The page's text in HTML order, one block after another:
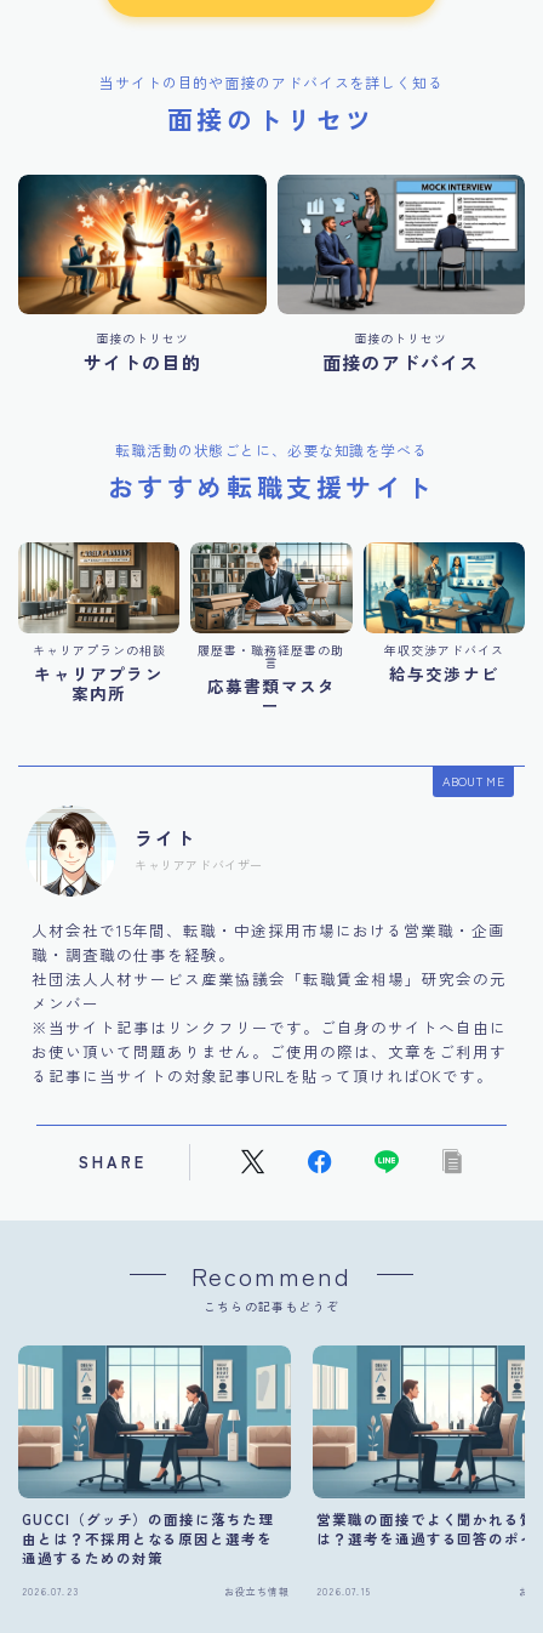
当サイトの目的や面接のアドバイスを詳しく知る
面接のトリセツ
面接のトリセツ
サイトの目的
面接のトリセツ
面接のアドバイス
転職活動の状態ごとに、必要な知識を学べる
おすすめ転職支援サイト
キャリアプランの相談
キャリアプラン
案内所
履歴書・職務経歴書の助
言
応募書類マスタ
ー
年収交渉アドバイス
給与交渉ナビ
ABOUT ME
ライト
キャリアアドバイザー
人材会社で15年間、転職・中途採用市場における営業職・企画
職・調査職の仕事を経験。
社団法人人材サービス産業協議会「転職賃金相場」研究会の元
メンバー
※当サイト記事はリンクフリーです。ご自身のサイトへ自由に
お使い頂いて問題ありません。ご使用の際は、文章をご利用す
る記事に当サイトの対象記事URLを貼って頂ければOKです。
SHARE
Recommend
こちらの記事もどうぞ
GUCCI（グッチ）の面接に落ちた理
由とは？不採用となる原因と選考を
通過するための対策
2026.07.23 お役立ち情報
営業職の面接でよく聞かれる質
は？選考を通過する回答のポイ
2026.07.15 お